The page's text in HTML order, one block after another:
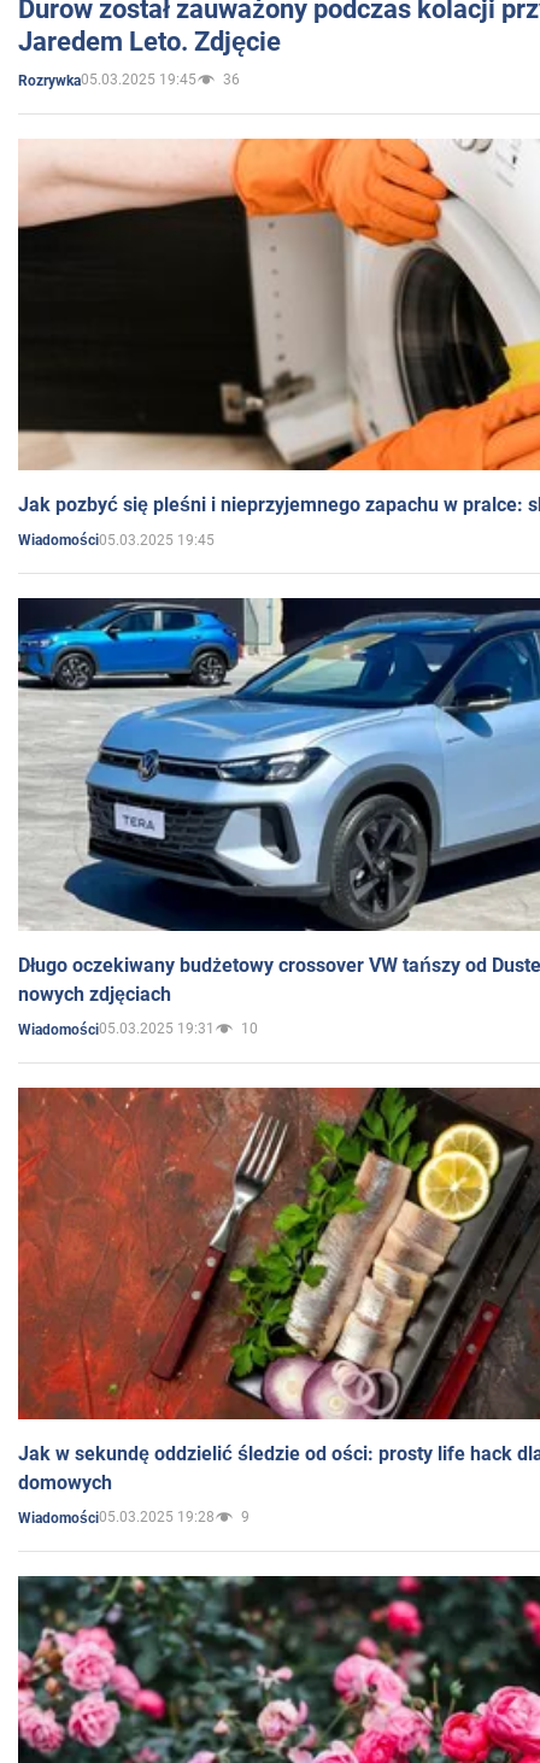
Durow został zauważony podczas kolacji
Jaredem Leto. Zdjęcie
Rozrywka05.03.2025 19:45 36
Jak pozbyć się pleśni i nieprzyjemnego zapachu w pralce:
Wiadomości05.03.2025 19:45
Długo oczekiwany budżetowy crossover VW tańszy od
nowych zdjęciach
Wiadomości05.03.2025 19:31 10
Jak w sekundę oddzielić śledzie od ości: prosty life hack
domowych
Wiadomości05.03.2025 19:28 9